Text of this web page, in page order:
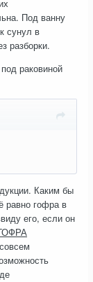
Под ванну
сунул в
разборки.
раковиной
Каким бы
равно гофра в
его, если он